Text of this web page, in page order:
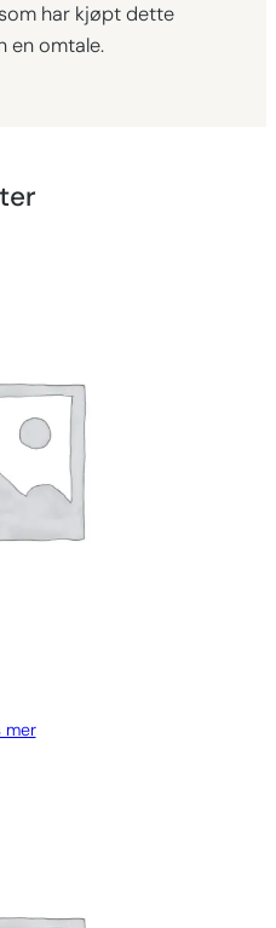
har kjøpt dette
en omtale.
mer